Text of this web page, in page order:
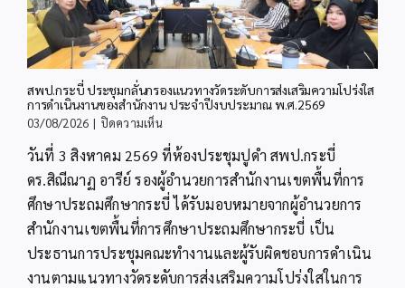
สพป.กระบี่ ประชุมกลั่นกรองแนวทางวัดระดับการส่งเสริมความโปร่งใส
การดำเนินงานของสำนักงาน ประจำปีงบประมาณ พ.ศ.2569
03/08/2026 | ปิดความเห็นบน
ประชุม
กลั่น
กรอง
แนวทาง
วัด
ระดับ
การ
ส่ง
วันที่ 3 สิงหาคม 2569 ที่ห้องประชุมปูดำ สพป.กระบี่
ดร.สิณีณาฏ อารีย์ รองผู้อำนวยการสำนักงานเขตพื้นที่การ
ศึกษาประถมศึกษากระบี่ ได้รับมอบหมายจากผู้อำนวยการ
สำนักงานเขตพื้นที่การศึกษาประถมศึกษากระบี่ เป็น
ประธานการประชุมคณะทำงานและผู้รับผิดชอบการดำเนิน
งานตามแนวทางวัดระดับการส่งเสริมความโปร่งใสในการ